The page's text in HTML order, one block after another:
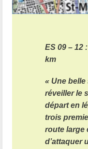
ES 09 – 12
km
« Une
réveiller le
départ en
trois
route large
d’attaquer